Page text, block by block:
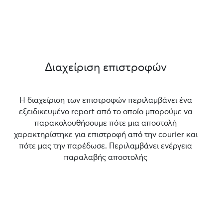
Διαχείριση επιστροφών
Η διαχείριση των επιστροφών περιλαμβάνει ένα
εξειδικευμένο report από το οποίο μπορούμε να
παρακολουθήσουμε πότε μια αποστολή
χαρακτηρίστηκε για επιστροφή από την courier και
πότε μας την παρέδωσε. Περιλαμβάνει ενέργεια
παραλαβής αποστολής